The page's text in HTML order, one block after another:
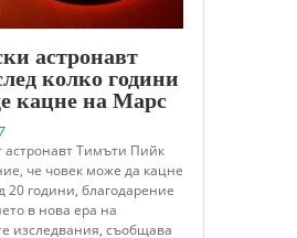
астронавт
колко години
кацне на Марс
астронавт Тимъти Пийк
че човек може да кацне
20 години, благодарение
в нова ера на
изследвания, съобщава